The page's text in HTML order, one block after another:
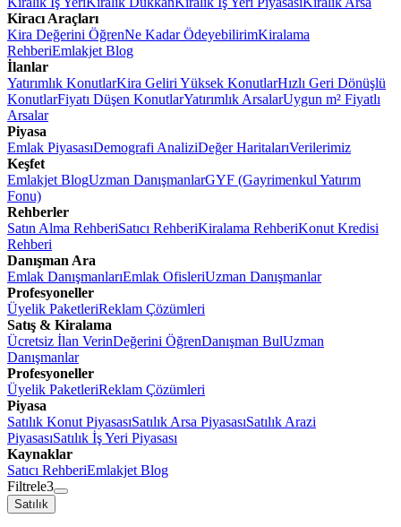
Kiracı Araçları
Kira Değerini ÖğrenNe Kadar ÖdeyebilirimKiralama
RehberiEmlakjet Blog
İlanlar
Yatırımlık KonutlarKira Geliri Yüksek KonutlarHızlı Geri Dönüşlü
KonutlarFiyatı Düşen KonutlarYatırımlık ArsalarUygun m² Fiyatlı
Arsalar
Piyasa
Emlak PiyasasıDemografi AnaliziDeğer HaritalarıVerilerimiz
Keşfet
Emlakjet BlogUzman DanışmanlarGYF (Gayrimenkul Yatırım
Fonu)
Rehberler
Satın Alma RehberiSatıcı RehberiKiralama RehberiKonut Kredisi
Rehberi
Danışman Ara
Emlak DanışmanlarıEmlak OfisleriUzman Danışmanlar
Profesyoneller
Üyelik PaketleriReklam Çözümleri
Satış & Kiralama
Ücretsiz İlan VerinDeğerini ÖğrenDanışman BulUzman
Danışmanlar
Profesyoneller
Üyelik PaketleriReklam Çözümleri
Piyasa
Satılık Konut PiyasasıSatılık Arsa PiyasasıSatılık Arazi
PiyasasıSatılık İş Yeri Piyasası
Kaynaklar
Satıcı RehberiEmlakjet Blog
Filtrele3
Satılık